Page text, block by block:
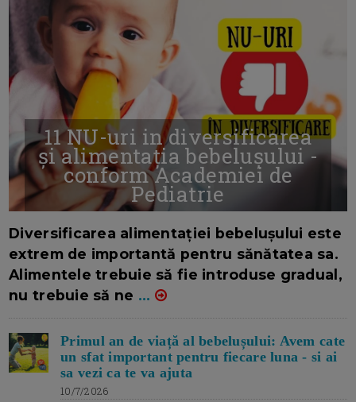
11 NU-uri in diversificarea
și alimentația bebelușului -
conform Academiei de
Pediatrie
Diversificarea alimentației bebelușului este
extrem de importantă pentru sănătatea sa.
Alimentele trebuie să fie introduse gradual,
nu trebuie să ne ...
Primul an de viață al bebelușului: Avem cate
un sfat important pentru fiecare luna - si ai
sa vezi ca te va ajuta
10/7/2026